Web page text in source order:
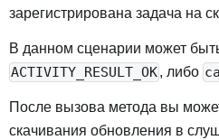
зарегистрирована задача на
В данном сценарии может
ACTIVITY_RESULT_OK, либо
После вызова метода вы
скачивания обновления в